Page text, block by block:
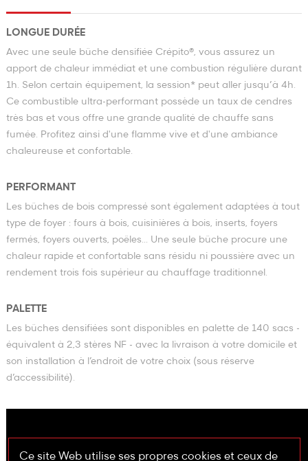
LONGUE DURÉE
Avec une seule bûche densifiée Crépito®, vous assurez un
apport de chaleur immédiat et une combustion régulière durant
1h. Selon certain équipement, la session* peut aller jusqu’à 4h.
Ce combustible ultra-performant possède un taux de cendres
très bas et vous offre une grande qualité de chauffe sans
fumée. Profitez ainsi d'une flamme vive et d'une ambiance
chaleureuse et confortable.
PERFORMANT
Les bûches de bois compressé sont également adaptées à tout
type de foyer : fours à bois, cuisinières à bois, inserts, foyers
fermés, foyers ouverts, poêles... Une seule bûche procure une
chaleur rapide et confortable sans résidu ni poussière avec un
rendement trois fois supérieur au chauffage traditionnel.
PALETTE
Les bûches densifiées sont disponibles en palette de 140 sacs -
équivalent à 2,3 stères NF - avec la livraison à votre domicile et
son installation à l’endroit de votre choix (sous réserve
d’accessibilité).
Ce site Web utilise ses propres cookies et ceux de